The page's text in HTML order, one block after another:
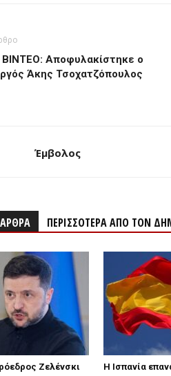
ΒΙΝΤΕΟ: Αποφυλακίστηκε ο
Άκης Τσοχατζόπουλος
Έμβολος
ΠΕΡΙΣΣΟΤΕΡΑ ΑΠΟ ΤΟΝ
Ζελένσκι
Η Ισπανία